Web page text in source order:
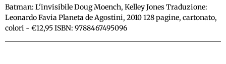
Batman: L'invisibile Doug Moench, Kelley Jones Traduzione:
Leonardo Favia Planeta de Agostini, 2010 128 pagine, cartonato,
colori - €12,95 ISBN: 9788467495096